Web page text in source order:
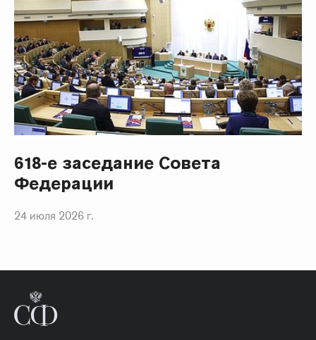
618-е заседание Совета
Федерации
24 июля 2026 г.